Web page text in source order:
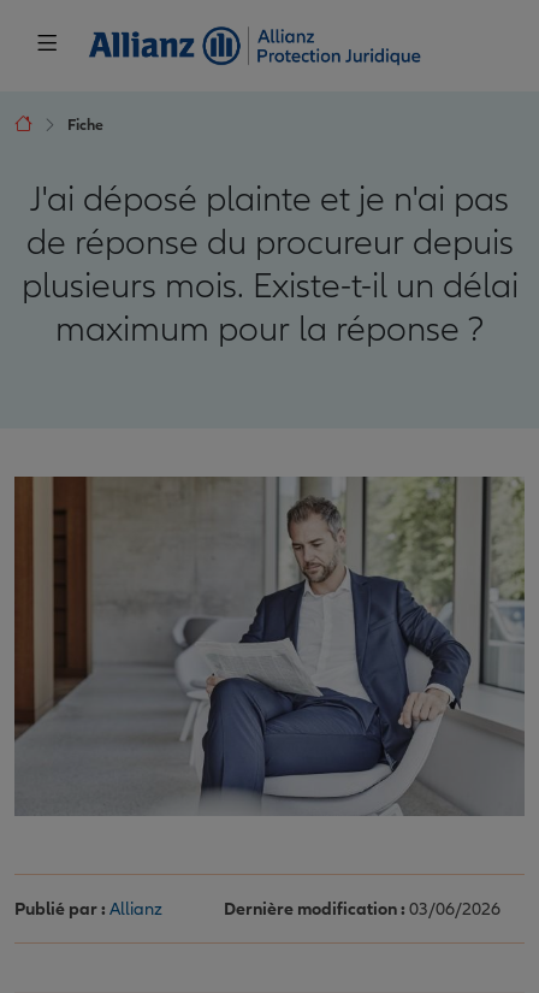
Fiche
J'ai déposé plainte et je n'ai pas
de réponse du procureur depuis
plusieurs mois. Existe-t-il un délai
maximum pour la réponse ?
Publié par : Allianz Dernière modification : 03/06/2026